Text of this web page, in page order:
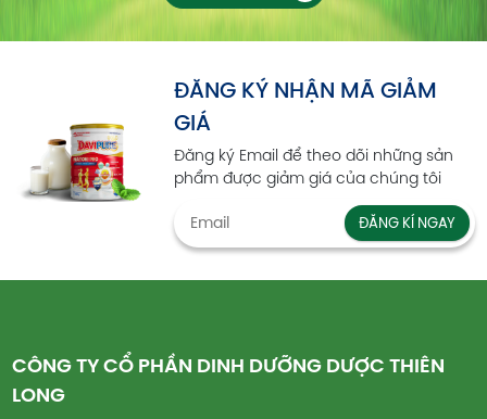
ĐĂNG KÝ NHẬN MÃ GIẢM
GIÁ
Đăng ký Email để theo dõi những sản
phẩm được giảm giá của chúng tôi
CÔNG TY CỔ PHẦN DINH DƯỠNG DƯỢC THIÊN
LONG